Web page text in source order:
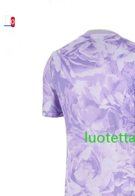
0
Ostoskorisi on tyhjä!